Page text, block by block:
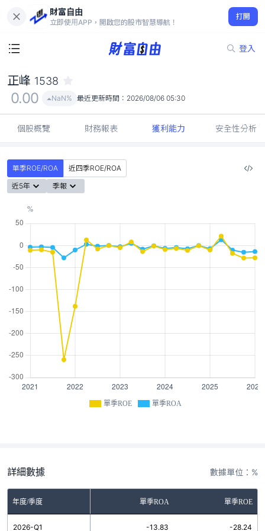
財富自由
立即使用APP，開啟您的股市智慧導航！
打開
登入
0.00
NaN%
正峰 1538
0.00 NaN% 最近更新時間： 2026/08/06 05:30
個股概覽 財務報表 獲利能力 安全性分析
單季ROE/ROA
近四季ROE/ROA
近5年
季報
單季ROE 單季ROA
詳細數據 數據單位：%
年度/季度 單季ROA 單季ROE
2026-Q1 -13.83 -28.24